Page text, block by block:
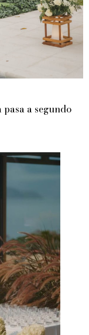
a segundo